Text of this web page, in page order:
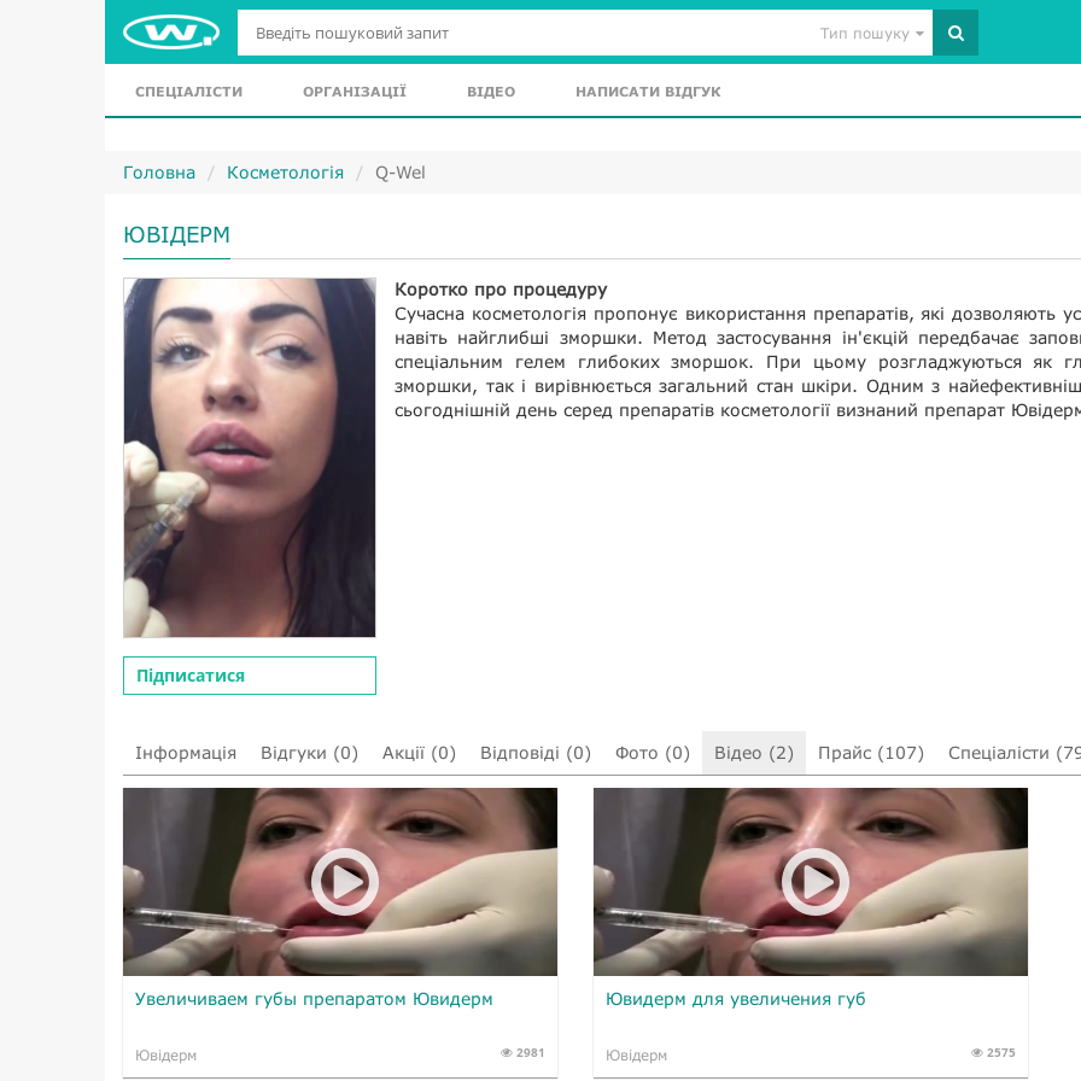
Тип пошуку
СПЕЦІАЛІСТИ ОРГАНІЗАЦІЇ ВІДЕО НАПИСАТИ ВІДГУК
Головна Косметологія Q-Wel
ЮВІДЕРМ
Підписатися
Коротко про процедуру
Сучасна косметологія пропонує використання препаратів, які дозволяють
навіть найглибші зморшки. Метод застосування ін'єкцій передбачає
спеціальним гелем глибоких зморшок. При цьому розгладжуються як
зморшки, так і вирівнюється загальний стан шкіри. Одним з
сьогоднішній день серед препаратів косметології визнаний препарат
Інформація Відгуки (0) Акції (0) Відповіді (0) Фото (0) Відео (2) Прайс (107) Спеціалісти
Увеличиваем губы препаратом Ювидерм
Ювідерм 2981
Ювидерм для увеличения губ
Ювідерм 2575